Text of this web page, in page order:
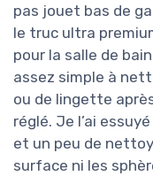
pas jouet bas de
le truc ultra
pour la salle de
assez simple à
ou de lingette
réglé. Je l’ai
et un peu de
surface ni les